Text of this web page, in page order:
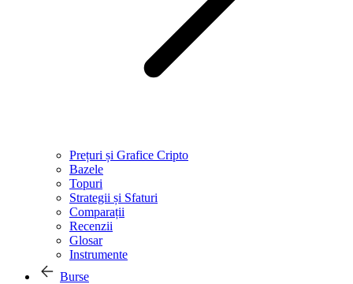
Prețuri și Grafice Cripto
Bazele
Topuri
Strategii și Sfaturi
Comparații
Recenzii
Glosar
Instrumente
Burse